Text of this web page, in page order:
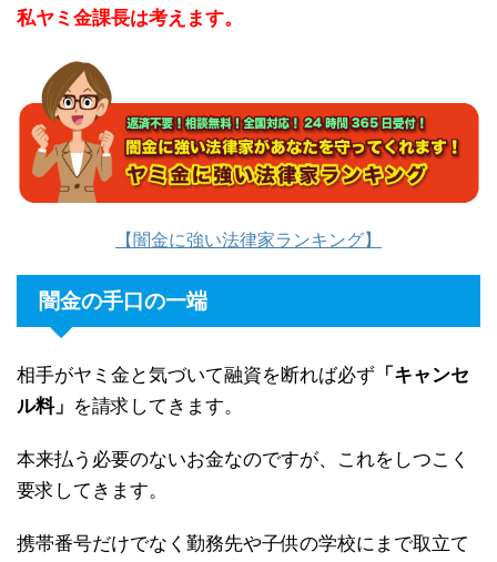
私ヤミ金課長は考えます。
【闇金に強い法律家ランキング】
闇金の手口の一端
相手がヤミ金と気づいて融資を断れば必ず 「キャンセ
ル料」 を請求してきます。
本来払う必要のないお金なのですが、これをしつこく
要求してきます。
携帯番号だけでなく勤務先や子供の学校にまで取立て